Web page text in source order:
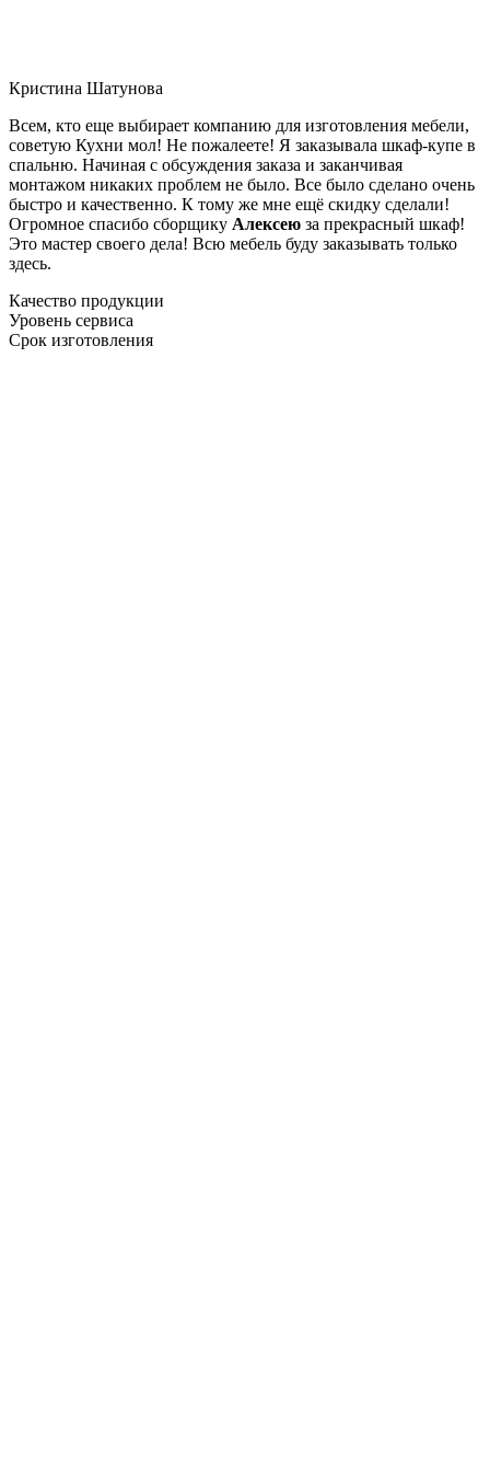
Кристина Шатунова
Всем, кто еще выбирает компанию для изготовления мебели,
советую Кухни мол! Не пожалеете! Я заказывала шкаф-купе в
спальню. Начиная с обсуждения заказа и заканчивая
монтажом никаких проблем не было. Все было сделано очень
быстро и качественно. К тому же мне ещё скидку сделали!
Огромное спасибо сборщику Алексею за прекрасный шкаф!
Это мастер своего дела! Всю мебель буду заказывать только
здесь.
Качество продукции
Уровень сервиса
Срок изготовления